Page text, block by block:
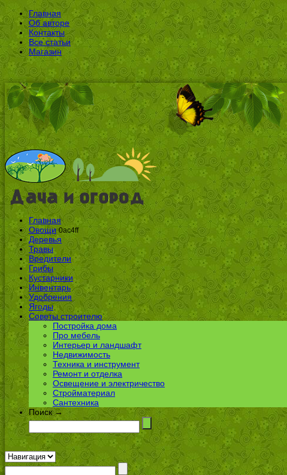
Главная
Об авторе
Контакты
Все статьи
Магазин
Главная
Овощи 0ac4ff
Деревья
Травы
Вредители
Грибы
Кустарники
Инвентарь
Удобрения
Ягоды
Советы строителю
Постройка дома
Про мебель
Интерьер и ландшафт
Недвижимость
Техника и инструмент
Ремонт и отделка
Освещение и электричество
Стройматериал
Сантехника
Поиск →